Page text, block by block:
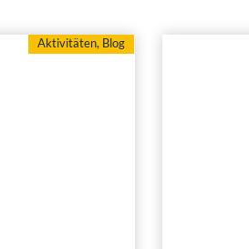
Aktivitäten, Blog